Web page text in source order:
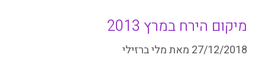
מיקום הירח במרץ 2013
27/12/2018 מאתמלי ברזילי